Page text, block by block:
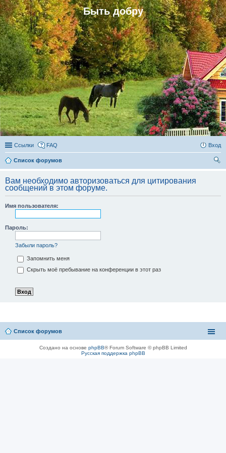
Быть добру
Ссылки FAQ Вход
Список форумов
Вам необходимо авторизоваться для цитирования
сообщений в этом форуме.
Имя пользователя:
Пароль:
Забыли пароль?
Запомнить меня
Скрыть моё пребывание на конференции в этот раз
Список форумов
Создано на основе phpBB® Forum Software © phpBB Limited
Русская поддержка phpBB